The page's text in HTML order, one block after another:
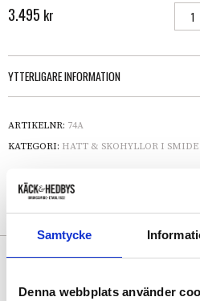
Samtycke
Denna webbplats använder
3.495 kr
YTTERLIGARE INFORMATION
ARTIKELNR: 74A
KATEGORI: HATT & SKOHYLLOR I SMIDE